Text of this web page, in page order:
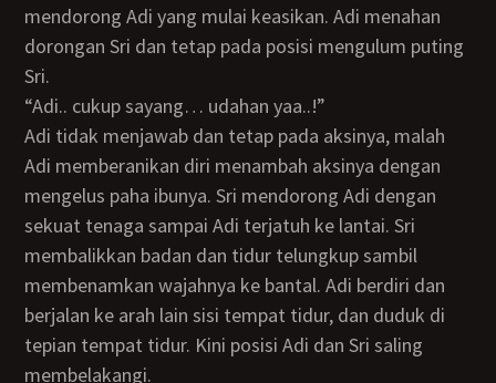
mendorong Adi yang mulai keasikan. Adi menahan
dorongan Sri dan tetap pada posisi mengulum puting
Sri.
“Adi.. cukup sayang… udahan yaa..!”
Adi tidak menjawab dan tetap pada aksinya, malah
Adi memberanikan diri menambah aksinya dengan
mengelus paha ibunya. Sri mendorong Adi dengan
sekuat tenaga sampai Adi terjatuh ke lantai. Sri
membalikkan badan dan tidur telungkup sambil
membenamkan wajahnya ke bantal. Adi berdiri dan
berjalan ke arah lain sisi tempat tidur, dan duduk di
tepian tempat tidur. Kini posisi Adi dan Sri saling
membelakangi.